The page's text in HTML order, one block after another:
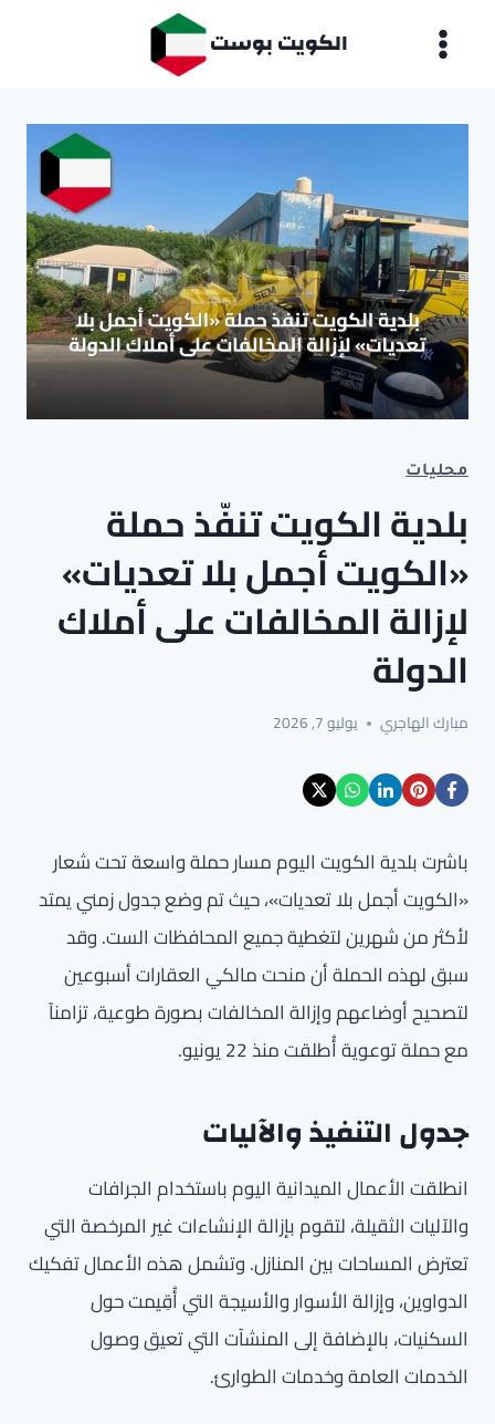
الكويت بوست
محليات
بلدية الكويت تنفّذ حملة
«الكويت أجمل بلا تعديات»
لإزالة المخالفات على أملاك
الدولة
مبارك الهاجري يوليو 7, 2026
باشرت بلدية الكويت اليوم مسار حملة واسعة تحت شعار
«الكويت أجمل بلا تعديات»، حيث تم وضع جدول زمني يمتد
لأكثر من شهرين لتغطية جميع المحافظات الست. وقد
سبق لهذه الحملة أن منحت مالكي العقارات أسبوعين
لتصحيح أوضاعهم وإزالة المخالفات بصورة طوعية، تزامناً
مع حملة توعوية أُطلقت منذ 22 يونيو.
جدول التنفيذ والآليات
انطلقت الأعمال الميدانية اليوم باستخدام الجرافات
والآليات الثقيلة، لتقوم بإزالة الإنشاءات غير المرخصة التي
تعترض المساحات بين المنازل. وتشمل هذه الأعمال تفكيك
الدواوين، وإزالة الأسوار والأسيجة التي أُقِيمت حول
السكنيات، بالإضافة إلى المنشآت التي تعيق وصول
الخدمات العامة وخدمات الطوارئ.